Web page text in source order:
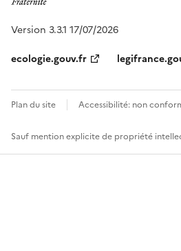
Version 3.3.1 17/07/2026
ecologie.gouv.fr
Plan du site Accessibilité: non
Sauf mention explicite de propriété